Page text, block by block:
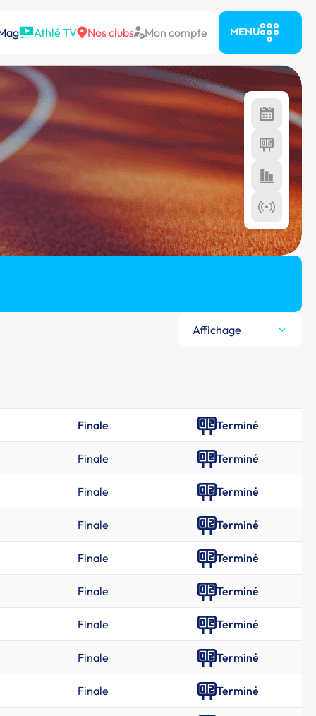
Athlé TV Nos clubs Mon compte MENU
Affichage
Finale Terminé
Finale Terminé
Finale Terminé
Finale Terminé
Finale Terminé
Finale Terminé
Finale Terminé
Finale Terminé
Finale Terminé